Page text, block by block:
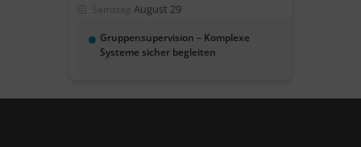
Samstag August 29
Gruppensupervision – Komplexe
Systeme sicher begleiten